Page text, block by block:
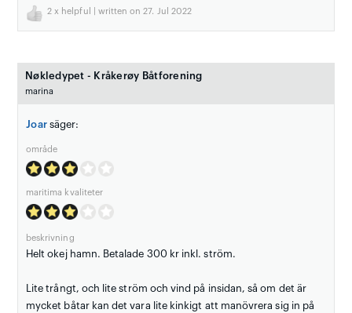
2 x helpful | written on 27. Jul 2022
Nøkledypet - Kråkerøy Båtforening
marina
Joar säger:
område
maritima kvaliteter
beskrivning
Helt okej hamn. Betalade 300 kr inkl. ström.
Lite trångt, och lite ström och vind på insidan, så om det är
mycket båtar kan det vara lite kinkigt att manövrera sig in på